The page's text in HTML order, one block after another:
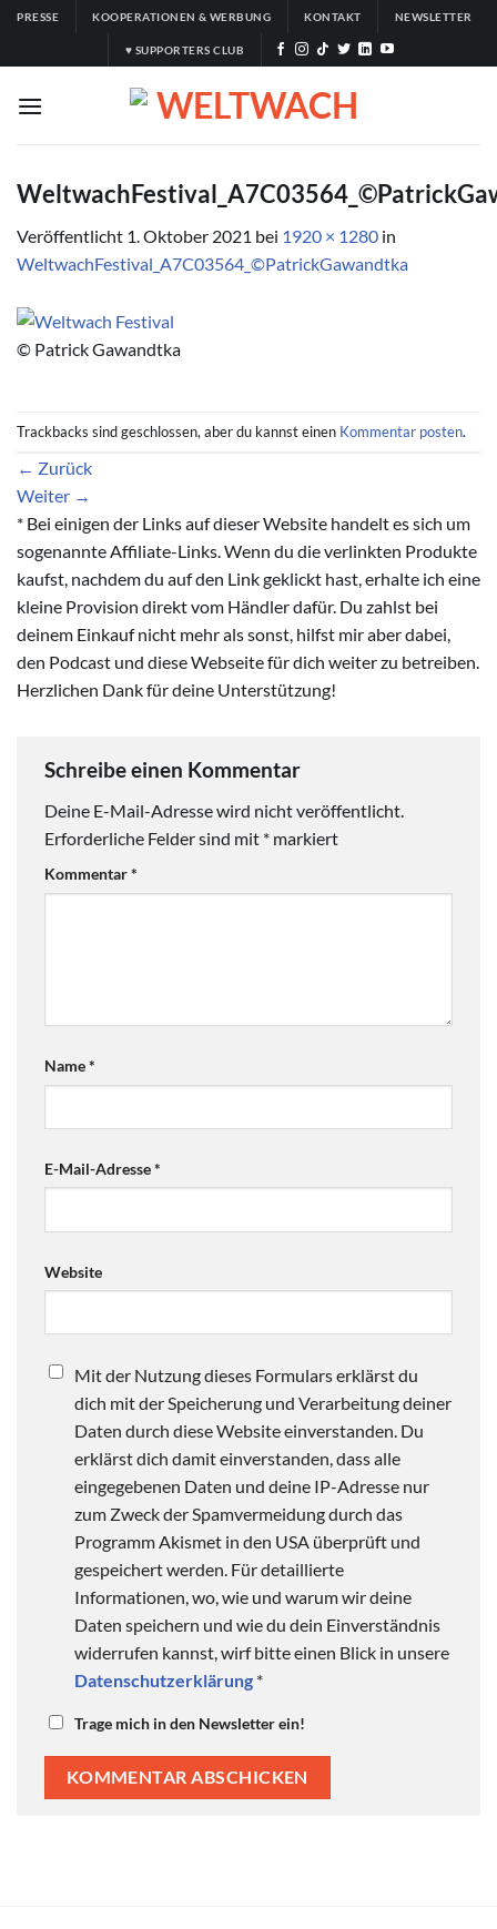
Zum
springen
PRESSE KOOPERATIONEN & WERBUNG KONTAKT NEWSLETTER
♥ SUPPORTERS CLUB
Veröffentlicht 1. Oktober 2021 bei 1920 × 1280 in
WeltwachFestival_A7C03564_©PatrickGawandtka
© Patrick Gawandtka
Trackbacks sind geschlossen, aber du kannst einen Kommentar posten.
← Zurück
Weiter →
* Bei einigen der Links auf dieser Website handelt es sich um
sogenannte Affiliate-Links. Wenn du die verlinkten Produkte
kaufst, nachdem du auf den Link geklickt hast, erhalte ich eine
kleine Provision direkt vom Händler dafür. Du zahlst bei
deinem Einkauf nicht mehr als sonst, hilfst mir aber dabei,
den Podcast und diese Webseite für dich weiter zu betreiben.
Herzlichen Dank für deine Unterstützung!
Schreibe einen Kommentar
Deine E-Mail-Adresse wird nicht veröffentlicht.
Erforderliche Felder sind mit * markiert
Kommentar*
Name*
E-Mail-Adresse*
Website
Mit der Nutzung dieses Formulars erklärst du
dich mit der Speicherung und Verarbeitung deiner
Daten durch diese Website einverstanden. Du
erklärst dich damit einverstanden, dass alle
eingegebenen Daten und deine IP-Adresse nur
zum Zweck der Spamvermeidung durch das
Programm Akismet in den USA überprüft und
gespeichert werden. Für detaillierte
Informationen, wo, wie und warum wir deine
Daten speichern und wie du dein Einverständnis
widerrufen kannst, wirf bitte einen Blick in unsere
Datenschutzerklärung *
Trage mich in den Newsletter ein!